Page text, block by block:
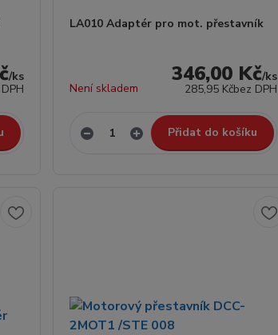
/ks
LA010 Adaptér pro mot. přestavník
346,00 Kč/ks
285,95 Kčbez DPH
Není skladem
Přidat do košíku